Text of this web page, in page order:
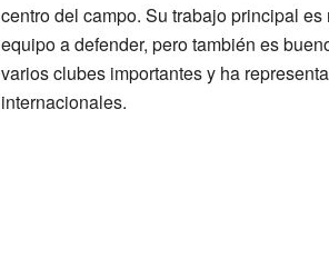
centro del campo. Su trabajo principal
equipo a defender, pero también es
varios clubes importantes y ha
internacionales.